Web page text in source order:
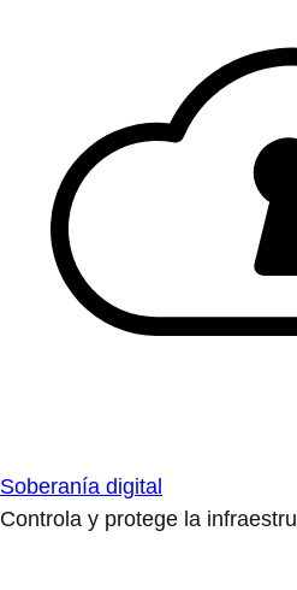
Soberanía digital
Controla y protege la